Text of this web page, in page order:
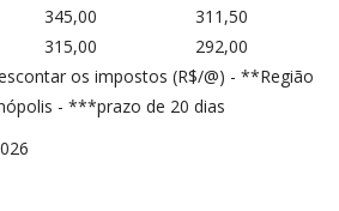
345,00
311,50
315,00
292,00
os impostos (R$/@) - **Região
- ***prazo de 20 dias